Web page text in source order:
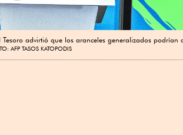
Tesoro advirtió que los aranceles generalizados
AFP TASOS KATOPODIS